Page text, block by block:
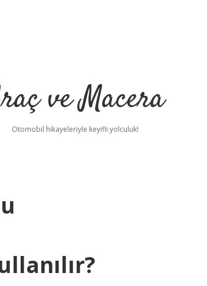
ve Macera
Otomobil hikayeleriyle keyifli yolculuk!